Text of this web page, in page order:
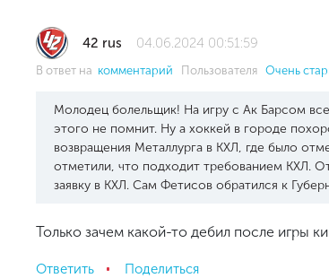
42 rus 04.06.2024 00:51:59
В ответ на комментарий Пользователя Очень
Молодец болельщик! На игру с Ак Барсом
этого не помнит. Ну а хоккей в городе
возвращения Металлурга в КХЛ, где было
отметили, что подходит требованием КХЛ.
заявку в КХЛ. Сам Фетисов обратился к
Только зачем какой-то дебил после игры
Ответить Поделиться